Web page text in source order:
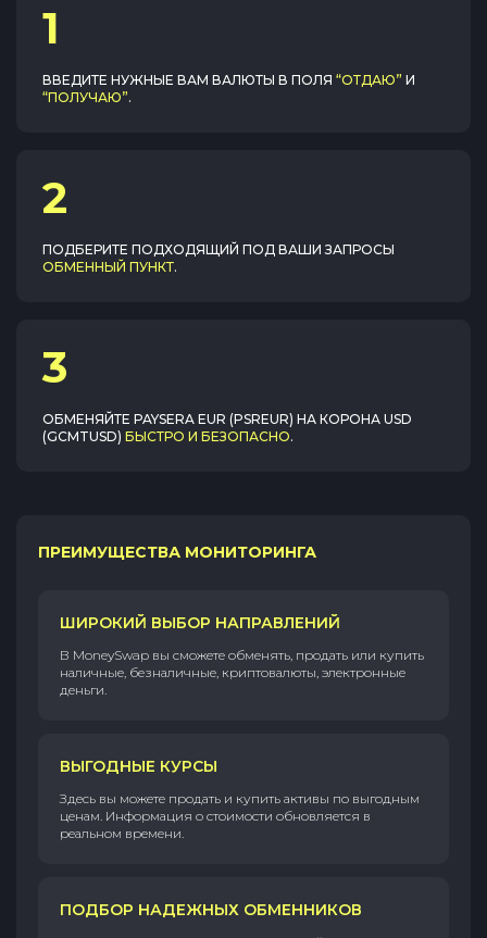
1
ВВЕДИТЕ НУЖНЫЕ ВАМ ВАЛЮТЫ В ПОЛЯ “ОТДАЮ” И
“ПОЛУЧАЮ”.
2
ПОДБЕРИТЕ ПОДХОДЯЩИЙ ПОД ВАШИ ЗАПРОСЫ
ОБМЕННЫЙ ПУНКТ.
3
ОБМЕНЯЙТЕ PAYSERA EUR (PSREUR) НА КОРОНА USD
(GCMTUSD) БЫСТРО И БЕЗОПАСНО.
ПРЕИМУЩЕСТВА МОНИТОРИНГА
ШИРОКИЙ ВЫБОР НАПРАВЛЕНИЙ
В MoneySwap вы сможете обменять, продать или купить
наличные, безналичные, криптовалюты, электронные
деньги.
ВЫГОДНЫЕ КУРСЫ
Здесь вы можете продать и купить активы по выгодным
ценам. Информация о стоимости обновляется в
реальном времени.
ПОДБОР НАДЕЖНЫХ ОБМЕННИКОВ